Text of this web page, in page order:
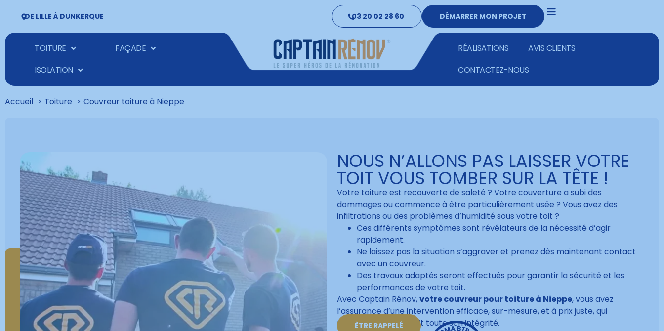
DE LILLE À DUNKERQUE 03 20 02 28 60 DÉMARRER MON PROJET
TOITURE
FAÇADE
ISOLATION
RÉALISATIONS
AVIS CLIENTS
CONTACTEZ-NOUS
Accueil Toiture Couvreur toiture à Nieppe
NOUS N’ALLONS PAS LAISSER VOTRE
TOIT VOUS TOMBER SUR LA TÊTE !
Votre toiture est recouverte de saleté ? Votre couverture a subi des
dommages ou commence à être particulièrement usée ? Vous avez des
infiltrations ou des problèmes d’humidité sous votre toit ?
Ces différents symptômes sont révélateurs de la nécessité d’agir
rapidement.
Ne laissez pas la situation s’aggraver et prenez dès maintenant contact
avec un couvreur.
Des travaux adaptés seront effectués pour garantir la sécurité et les
performances de votre toit.
Avec Captain Rénov,votre couvreur pour toiture à Nieppe, vous avez
l’assurance d’une intervention efficace, sur-mesure, et à prix juste, qui
redonnera à votre toit toute son intégrité.
ÊTRE RAPPELÉ